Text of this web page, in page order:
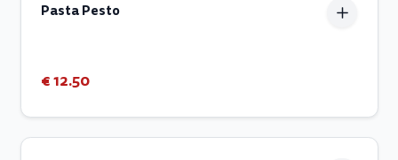
Pasta Pesto
€ 12.50